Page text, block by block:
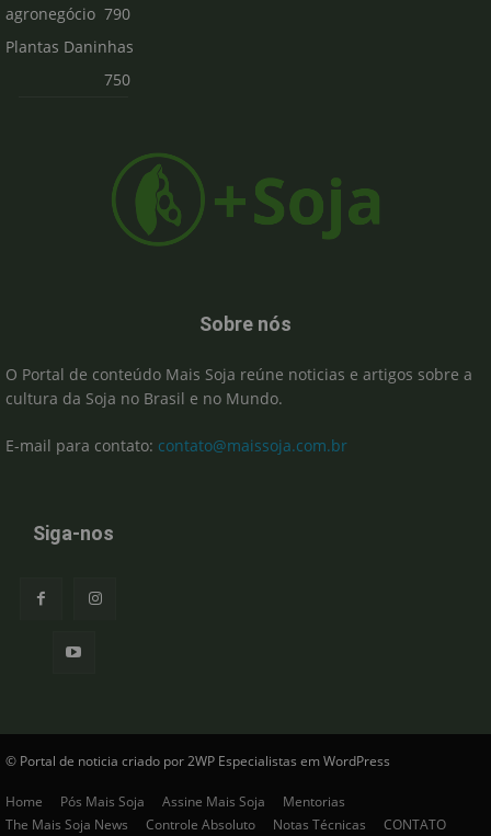
agronegócio 790
Plantas Daninhas
750
Sobre nós
O Portal de conteúdo Mais Soja reúne noticias e artigos sobre a
cultura da Soja no Brasil e no Mundo.
E-mail para contato: contato@maissoja.com.br
Siga-nos
© Portal de noticia criado por 2WP Especialistas em WordPress
Home Pós Mais Soja Assine Mais Soja
Mentorias
The Mais Soja News
Controle Absoluto Notas Técnicas CONTATO